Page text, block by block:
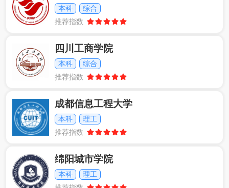
本科
综合
推荐指数
四川工商学院
本科
综合
推荐指数
成都信息工程大学
本科
理工
推荐指数
绵阳城市学院
本科
理工